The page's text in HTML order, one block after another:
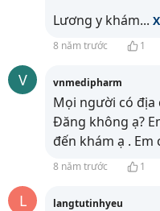
Lương y khám...
8 năm trước 1
V vnmedipharm
Mọi người có địa
Đăng không ạ?
đến khám ạ . Em
8 năm trước 1
L langtutinhyeu